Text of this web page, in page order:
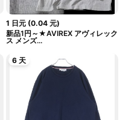
1 日元 (0.04 元)
新品1円～★AVIREX アヴィレック
ス メンズ...
6 天